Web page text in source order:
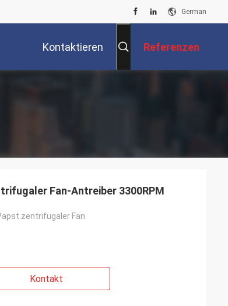
German
Kontaktieren Referenzen
Fan-Antreiber 3300RPM
zentrifugaler Fan
Kontakt